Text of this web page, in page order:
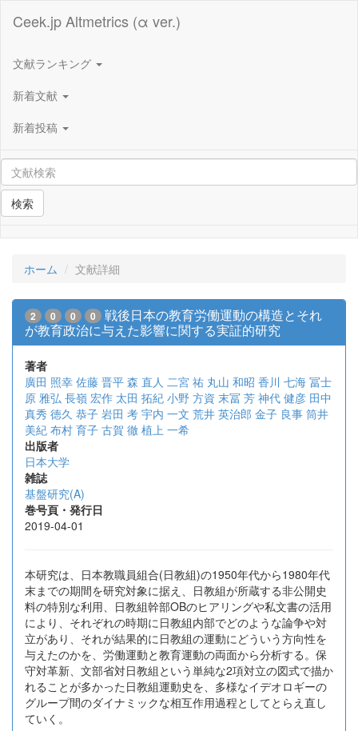
Ceek.jp Altmetrics (α ver.)
文献ランキング
新着文献
新着投稿
検索
ホーム 文献詳細
2 0 0 0
戦後日本の教育労働運動の構造とそれ
が教育政治に与えた影響に関する実証的研究
著者
廣田 照幸 佐藤 晋平 森 直人 二宮 祐 丸山 和昭 香川 七海 冨士
原 雅弘 長嶺 宏作 太田 拓紀 小野 方資 末冨 芳 神代 健彦 田中
真秀 徳久 恭子 岩田 考 宇内 一文 荒井 英治郎 金子 良事 筒井
美紀 布村 育子 古賀 徹 植上 一希
出版者
日本大学
雑誌
基盤研究(A)
巻号頁・発行日
2019-04-01
本研究は、日本教職員組合(日教組)の1950年代から1980年代
末までの期間を研究対象に据え、日教組が所蔵する非公開史
料の特別な利用、日教組幹部OBのヒアリングや私文書の活用
により、それぞれの時期に日教組内部でどのような論争や対
立があり、それが結果的に日教組の運動にどういう方向性を
与えたのかを、労働運動と教育運動の両面から分析する。保
守対革新、文部省対日教組という単純な2項対立の図式で描か
れることが多かった日教組運動史を、多様なイデオロギーの
グループ間のダイナミックな相互作用過程としてとらえ直し
ていく。